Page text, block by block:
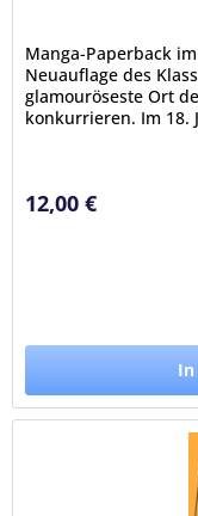
Manga-Paperback
Neuauflage des
glamouröseste Ort
konkurrieren. Im 18.
12,00 €